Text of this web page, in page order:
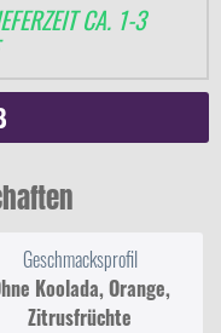
CA. 1-3
Geschmacksprofil
Koolada, Orange,
Zitrusfrüchte